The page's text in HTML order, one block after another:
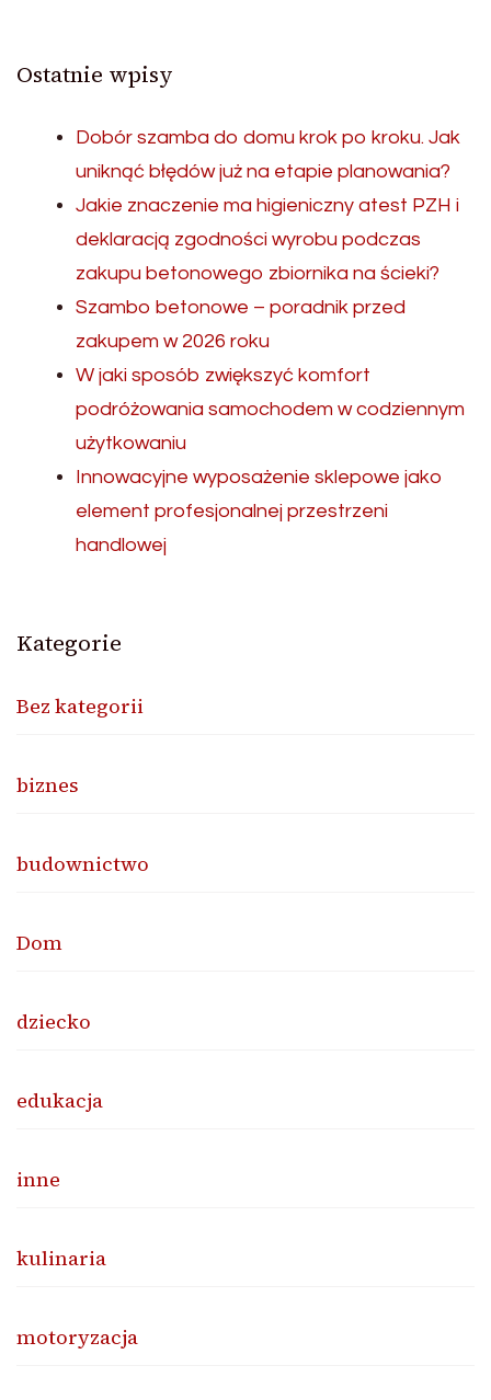
Ostatnie wpisy
Dobór szamba do domu krok po kroku. Jak
uniknąć błędów już na etapie planowania?
Jakie znaczenie ma higieniczny atest PZH i
deklaracją zgodności wyrobu podczas
zakupu betonowego zbiornika na ścieki?
Szambo betonowe – poradnik przed
zakupem w 2026 roku
W jaki sposób zwiększyć komfort
podróżowania samochodem w codziennym
użytkowaniu
Innowacyjne wyposażenie sklepowe jako
element profesjonalnej przestrzeni
handlowej
Kategorie
Bez kategorii
biznes
budownictwo
Dom
dziecko
edukacja
inne
kulinaria
motoryzacja